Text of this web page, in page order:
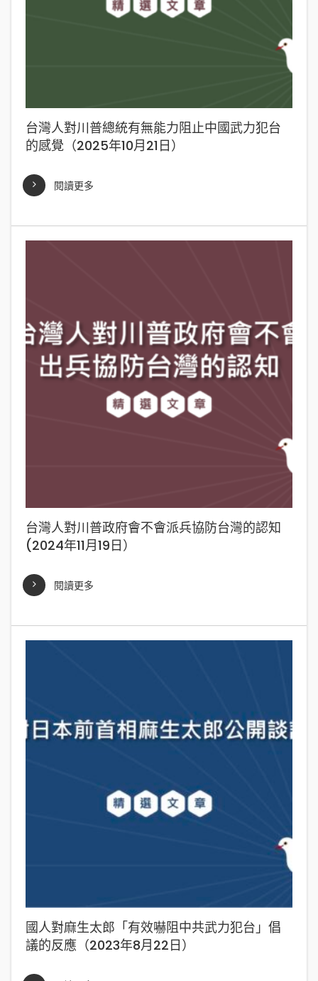
台灣人對川普總統有無能力阻止中國武力犯台
的感覺（2025年10月21日）
閱讀更多
台灣人對川普政府會不會派兵協防台灣的認知
(2024年11月19日）
閱讀更多
國人對麻生太郎「有效嚇阻中共武力犯台」倡
議的反應（2023年8月22日）